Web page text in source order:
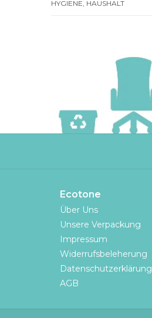
HYGIENE, HAUSHALT
Ecotone
Über Uns
Unsere Verpackung
Impressum
Widerrufsbeleherung
Datenschutzerklärung
AGB